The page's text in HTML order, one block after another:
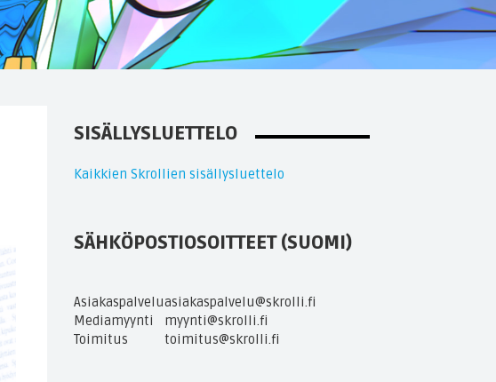
SISÄLLYSLUETTELO
Kaikkien Skrollien sisällysluettelo
SÄHKÖPOSTIOSOITTEET (SUOMI)
Asiakaspalveluasiakaspalvelu@skrolli.fi
Mediamyynti
myynti@skrolli.fi
Toimitus
toimitus@skrolli.fi